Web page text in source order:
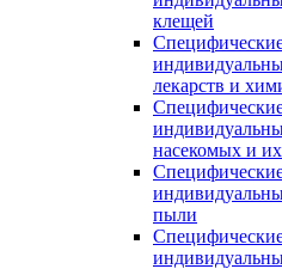
клещей
лекарств и
насекомых и
пыли